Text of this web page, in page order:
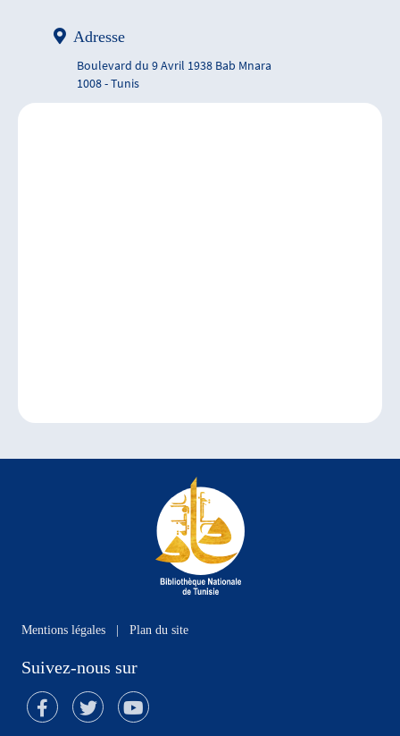
Adresse
Boulevard du 9 Avril 1938 Bab Mnara
1008 - Tunis
Mentions légales Plan du site
Suivez-nous sur